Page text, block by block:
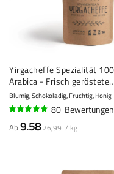
Yirgacheffe Spezialität
Arabica - Frisch geröstete
Kaffeebohnen
Blumig, Schokoladig, Fruchtig, Honig
80 Bewertungen
Ab9.58 26,99 / kg